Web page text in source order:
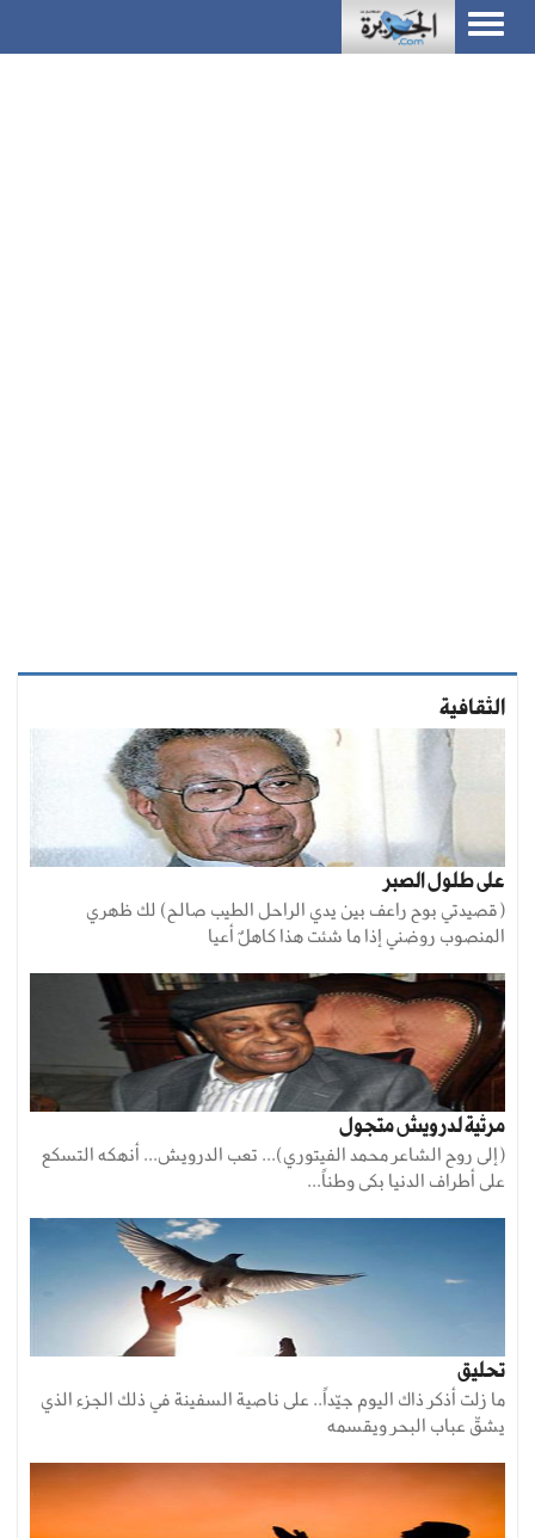
Toggle
navigation
الثقافية
على طلول الصبر
(قصيدتي بوح راعف بين يدي الراحل الطيب صالح) لك ظهري
المنصوب روضني إذا ما شئت هذا كاهلٌ أعيا
مرثية لدرويش متجول
(إلى روح الشاعر محمد الفيتوري)... تعب الدرويش... أنهكه التسكع
على أطراف الدنيا بكى وطناً...
تحليق
ما زلت أذكر ذاك اليوم جيّداً.. على ناصية السفينة في ذلك الجزء الذي
يشقّ عباب البحر ويقسمه